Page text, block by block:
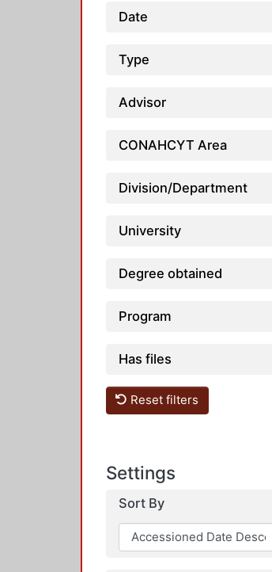
Date
Type
Advisor
CONAHCYT Area
Division/Department
University
Degree obtained
Program
Has files
Reset filters
Settings
Sort By